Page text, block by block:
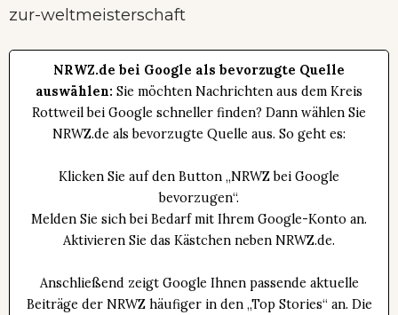
zur-weltmeisterschaft
NRWZ.de bei Google als bevorzugte Quelle
auswählen: Sie möchten Nachrichten aus dem Kreis
Rottweil bei Google schneller finden? Dann wählen Sie
NRWZ.de als bevorzugte Quelle aus. So geht es:
Klicken Sie auf den Button „NRWZ bei Google
bevorzugen“.
Melden Sie sich bei Bedarf mit Ihrem Google-Konto an.
Aktivieren Sie das Kästchen neben NRWZ.de.
Anschließend zeigt Google Ihnen passende aktuelle
Beiträge der NRWZ häufiger in den „Top Stories“ an. Die